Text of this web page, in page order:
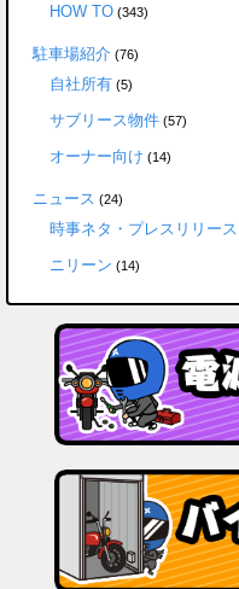
HOW TO (343)
駐車場紹介 (76)
自社所有 (5)
サブリース物件 (57)
オーナー向け (14)
ニュース (24)
時事ネタ・プレスリリース
ニリーン (14)